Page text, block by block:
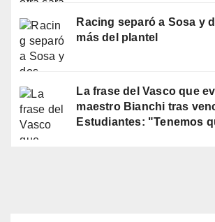
Racing separó a Sosa y
más del plantel
La frase del Vasco que
maestro Bianchi tras
Estudiantes: "Tenemos